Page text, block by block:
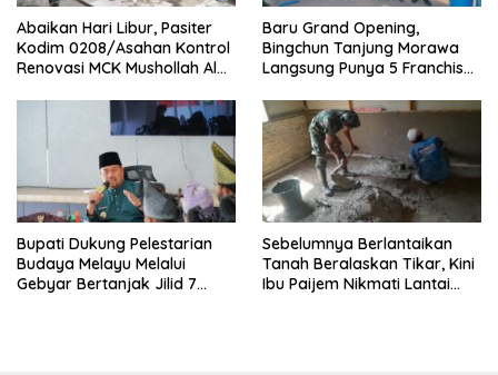
Abaikan Hari Libur, Pasiter
Kodim 0208/Asahan Kontrol
Renovasi MCK Mushollah Al
‎Baru Grand Opening,
Bingchun Tanjung Morawa
Langsung Punya 5 Franchise
Bupati Dukung Pelestarian
Budaya Melayu Melalui
Gebyar Bertanjak Jilid 7
Sebelumnya Berlantaikan
Tanah Beralaskan Tikar, Kini
Ibu Paijem Nikmati Lantai